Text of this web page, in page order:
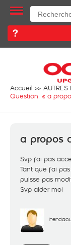
Accueil
AUTRES
Question: « a
a propos
Svp j'ai pas
Tant que j'ai
puisse pas
Svp aider moi